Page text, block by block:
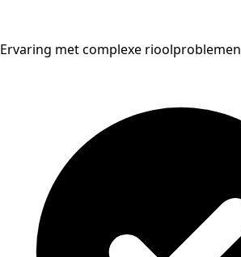
Ervaring met complexe rioolproblemen